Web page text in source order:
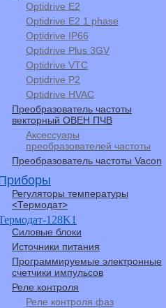
Optidrive E2
Optidrive E2 1 phase
Optidrive IP66
Optidrive Plus 3GV
Optidrive VTC
Optidrive P2
Optidrive HVAC
Преобразователь частоты
векторный ОВЕН ПЧВ
Аксессуары
преобразователей частоты
Преобразователь частоты Vacon
Регуляторы температуры
<Термодат>
128K1
Силовые блоки
Источники питания
Программируемые электронные
счетчики импульсов
Реле контроля
Реле контроля фаз